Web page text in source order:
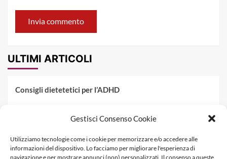
Gestisci Consenso Cookie
Utilizziamo tecnologie come i cookie per memorizzare e/o accedere alle
informazioni del dispositivo. Lo facciamo per migliorare l'esperienza di
navigazione e per mostrare annunci (non) personalizzati. Il consenso a queste
ULTIMI ARTICOLI
Consigli dietetetici per l’ADHD
Fenilchetonuria